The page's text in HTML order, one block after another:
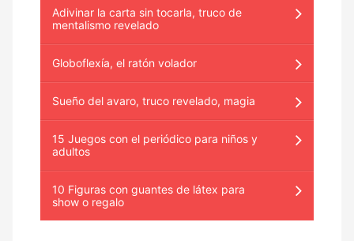
Adivinar la carta sin tocarla, truco de
mentalismo revelado
Globoflexía, el ratón volador
Sueño del avaro, truco revelado, magia
15 Juegos con el periódico para niños y
adultos
10 Figuras con guantes de látex para
show o regalo